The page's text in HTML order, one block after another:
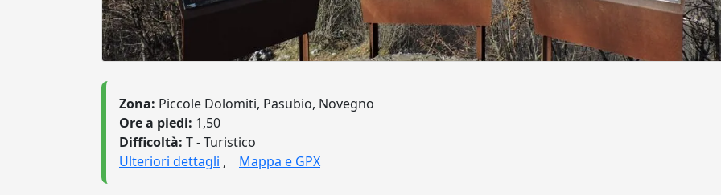
Zona: Piccole Dolomiti, Pasubio, Novegno
Ore a piedi: 1,50
Difficoltà: T - Turistico
Ulteriori dettagli , Mappa e GPX